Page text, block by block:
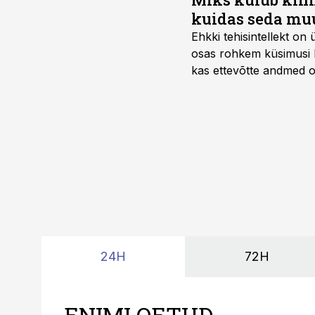
kuidas seda
Ehkki tehisintellekt on
osas rohkem küsimusi
kas ettevõtte andmed
24H 72H